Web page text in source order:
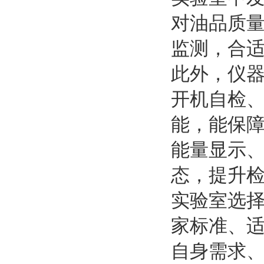
对油品质
监测，合
此外，仪
开机自检
能，能保
能量显示
态，提升
实验室选
家标准、
自身需求